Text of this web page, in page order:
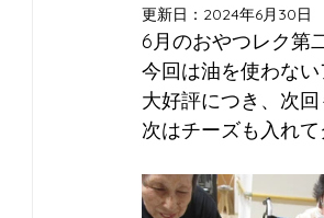
更新日： 2024年6月30日
6月のおやつレク第
今回は油を使わない
大好評につき、次
次はチーズも入れ